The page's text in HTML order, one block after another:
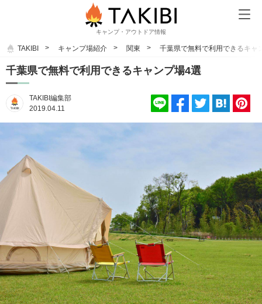
キャンプ・アウトドア情報
TAKIBI キャンプ場紹介 関東 千葉県で無料で利用できるキャ
千葉県で無料で利用できるキャンプ場4選
TAKIBI編集部
2019.04.11